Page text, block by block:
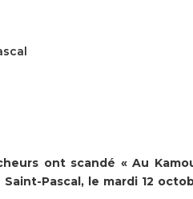
ont scandé « Au
Pascal, le mardi 12